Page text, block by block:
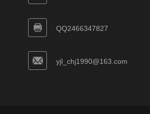
QQ2466347827
yjl_chj1990@163.com